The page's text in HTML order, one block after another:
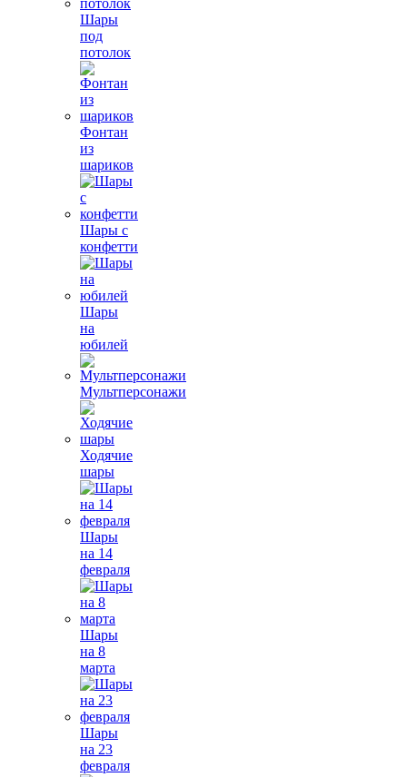
Шары
под
потолок
Фонтан
из
шариков
Шары с
конфетти
Шары
на
юбилей
Мультперсонажи
Ходячие
шары
Шары
на 14
февраля
Шары
на 8
марта
Шары
на 23
февраля